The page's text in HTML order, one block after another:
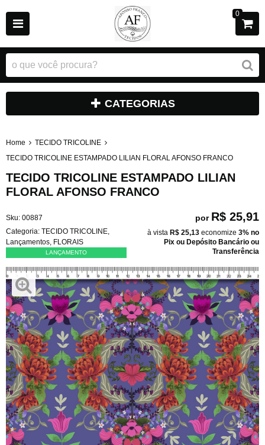
0
CATEGORIAS
Home
TECIDO TRICOLINE
TECIDO TRICOLINE ESTAMPADO LILIAN FLORAL AFONSO FRANCO
TECIDO TRICOLINE ESTAMPADO LILIAN
FLORAL AFONSO FRANCO
Sku: 00887
Categoria: TECIDO TRICOLINE
Lançamentos FLORAIS
LANÇAMENTO
por R$ 25,91
à vista R$ 25,13 economize 3% no
Pix ou Depósito Bancário ou
Transferência